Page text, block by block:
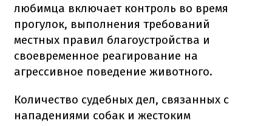
любимца включает контроль во время
прогулок, выполнения требований
местных правил благоустройства и
своевременное реагирование на
агрессивное поведение животного.
Количество судебных дел, связанных с
нападениями собак и жестоким